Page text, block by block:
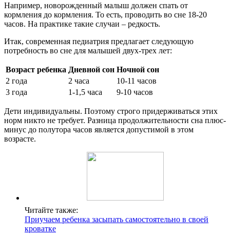
Например, новорожденный малыш должен спать от
кормления до кормления. То есть, проводить во сне 18-20
часов. На практике такие случаи – редкость.
Итак, современная педиатрия предлагает следующую
потребность во сне для малышей двух-трех лет:
Возраст ребенка Дневной сон Ночной сон
2 года
2 часа
10-11 часов
3 года
1-1,5 часа 9-10 часов
Дети индивидуальны. Поэтому строго придерживаться этих
норм никто не требует. Разница продолжительности сна плюс-
минус до полутора часов является допустимой в этом
возрасте.
Читайте также:
Приучаем ребенка засыпать самостоятельно в своей
кроватке